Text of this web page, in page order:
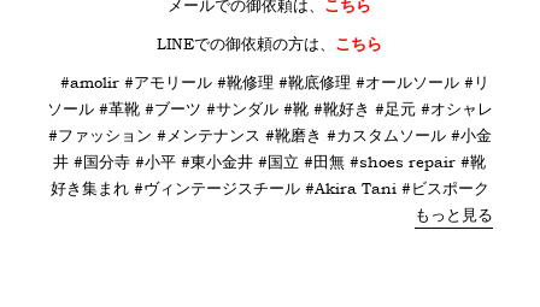
メールでの御依頼は、 こちら
LINEでの御依頼の方は、 こちら
#amolir #アモリール #靴修理 #靴底修理 #オールソール #リ
ソール #革靴 #ブーツ #サンダル #靴 #靴好き #足元 #オシャレ
#ファッション #メンテナンス #靴磨き #カスタムソール #小金
井 #国分寺 #小平 #東小金井 #国立 #田無 #shoes repair #靴
好き集まれ #ヴィンテージスチール #Akira Tani #ビスポーク
もっと見る